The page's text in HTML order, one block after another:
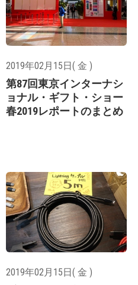
2019年02月15日( 金 )
第87回東京インターナシ
ョナル・ギフト・ショー
春2019レポートのまとめ
2019年02月15日( 金 )